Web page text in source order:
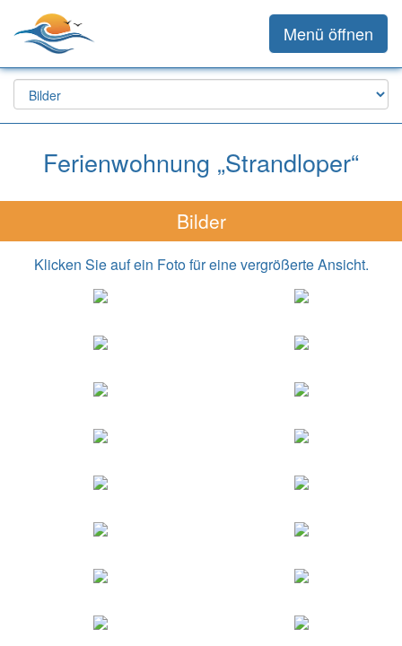
Menü öffnen
Ferienwohnung „Strandloper“
Bilder
Klicken Sie auf ein Foto für eine vergrößerte Ansicht.